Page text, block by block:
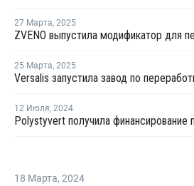
27 Марта, 2025
25 Марта, 2025
12 Июля, 2024
18 Марта, 2024